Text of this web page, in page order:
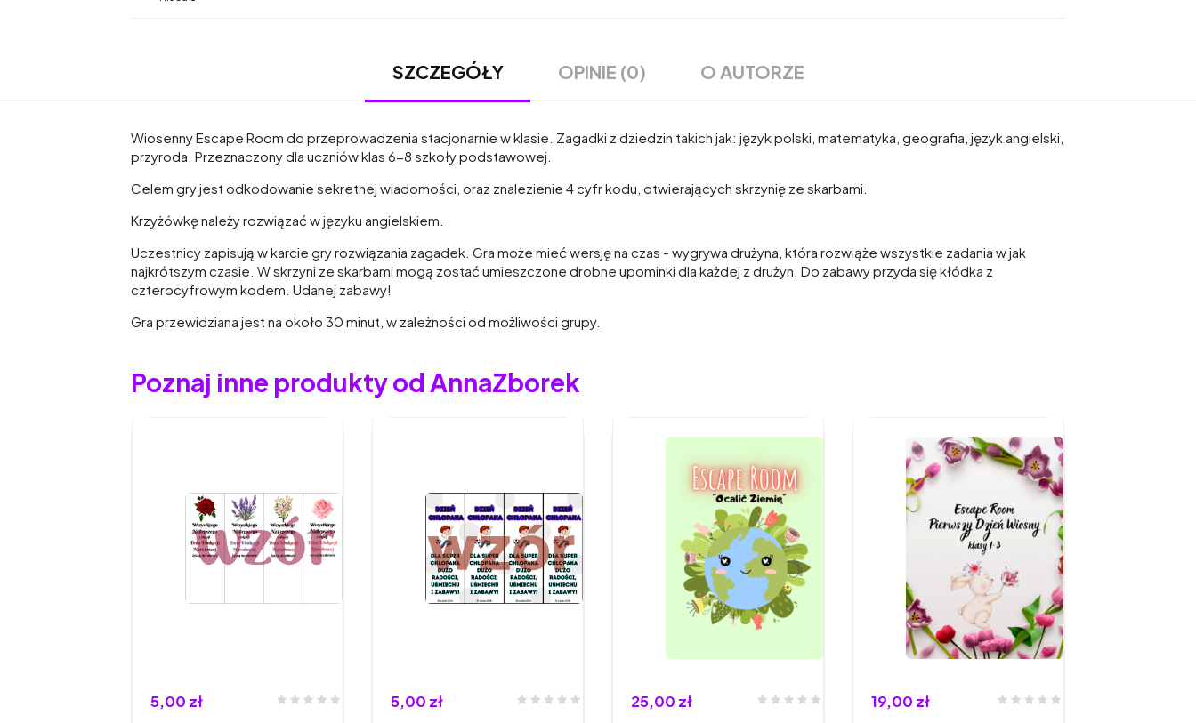
SZCZEGÓŁY OPINIE (0) O AUTORZE
Wiosenny Escape Room do przeprowadzenia stacjonarnie w klasie. Zagadki z dziedzin takich jak: język polski, matematyka, geografia, język angielski,
przyroda. Przeznaczony dla uczniów klas 6-8 szkoły podstawowej.
Celem gry jest odkodowanie sekretnej wiadomości, oraz znalezienie 4 cyfr kodu, otwierających skrzynię ze skarbami.
Krzyżówkę należy rozwiązać w języku angielskiem.
Uczestnicy zapisują w karcie gry rozwiązania zagadek. Gra może mieć wersję na czas - wygrywa drużyna, która rozwiąże wszystkie zadania w jak
najkrótszym czasie. W skrzyni ze skarbami mogą zostać umieszczone drobne upominki dla każdej z drużyn. Do zabawy przyda się kłódka z
czterocyfrowym kodem. Udanej zabawy!
Gra przewidziana jest na około 30 minut, w zależności od możliwości grupy.
Poznaj inne produkty od AnnaZborek
5,00 zł 5,00 zł 25,00 zł 19,00 zł